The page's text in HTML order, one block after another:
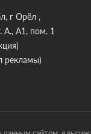
г Орёл ,
А., А1, пом. 1
рекламы)